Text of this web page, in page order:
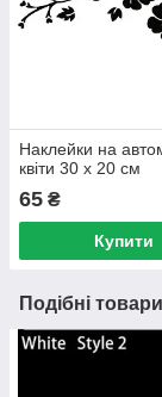
Наклейки на
квіти 30 х 20 см
65 ₴
Купити
Подібні